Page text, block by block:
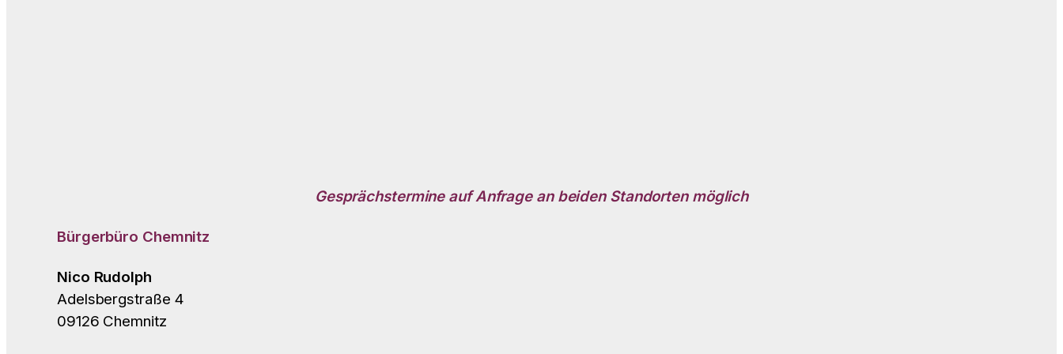
Gesprächstermine auf Anfrage an beiden Standorten möglich
Bürgerbüro Chemnitz
Nico Rudolph
Adelsbergstraße 4
09126 Chemnitz